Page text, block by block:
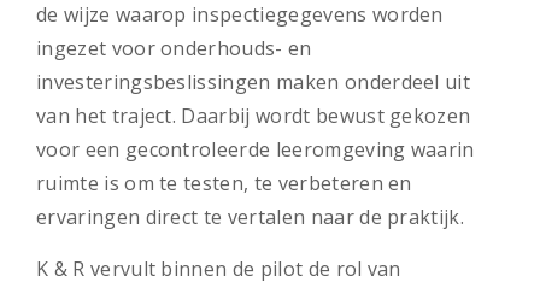
de wijze waarop inspectiegegevens worden
ingezet voor onderhouds- en
investeringsbeslissingen maken onderdeel uit
van het traject. Daarbij wordt bewust gekozen
voor een gecontroleerde leeromgeving waarin
ruimte is om te testen, te verbeteren en
ervaringen direct te vertalen naar de praktijk.
K & R vervult binnen de pilot de rol van